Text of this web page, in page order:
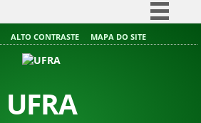
Simplifique!
Acesso à informação
ALTO CONTRASTE MAPA DO SITE
UFRA